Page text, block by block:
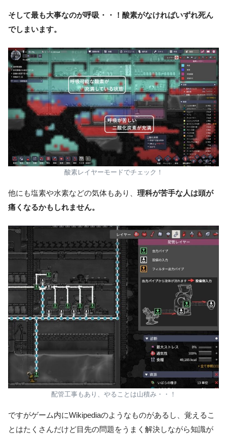
そして最も大事なのが呼吸・・！酸素がなければいずれ死ん
でしまいます。
酸素レイヤーモードでチェック！
他にも塩素や水素などの気体もあり、 理科が苦手な人は頭が
痛くなるかもしれません。
配管工事もあり、やることは山積み・・！
ですがゲーム内にWikipediaのようなものがあるし、覚えるこ
とはたくさんだけど目先の問題をうまく解決しながら知識が